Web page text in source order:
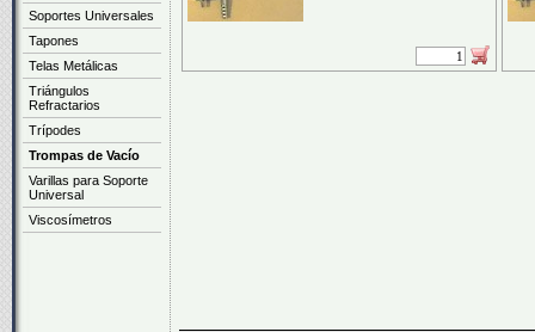
Soportes Universales
Tapones
Telas Metálicas
Triángulos
Refractarios
Trípodes
Trompas de Vacío
Varillas para Soporte
Universal
Viscosímetros